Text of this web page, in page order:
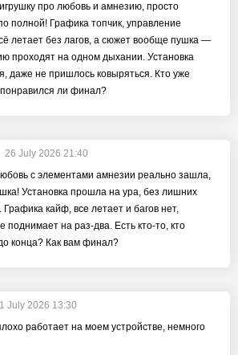
про любовь и амнезию, просто
полной! Графика топчик, управление
летает без лагов, а сюжет вообще пушка —
проходят на одном дыхании. Установка
даже не пришлось ковыряться. Кто уже
ли финал?
26 July 2026 21:40
с элементами амнезии реально зашла,
Установка прошла на ура, без лишних
Графика кайф, все летает и багов нет,
поднимает на раз-два. Есть кто-то, кто
конца? Как вам финал?
July 2026 13:30
работает на моем устройстве, немного